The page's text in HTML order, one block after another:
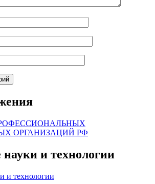
науки и технологии